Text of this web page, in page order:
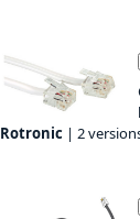
Rotronic | 2